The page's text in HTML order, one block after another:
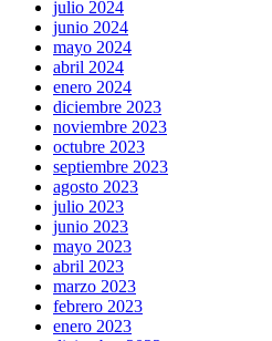
julio 2024
junio 2024
mayo 2024
abril 2024
enero 2024
diciembre 2023
noviembre 2023
octubre 2023
septiembre 2023
agosto 2023
julio 2023
junio 2023
mayo 2023
abril 2023
marzo 2023
febrero 2023
enero 2023